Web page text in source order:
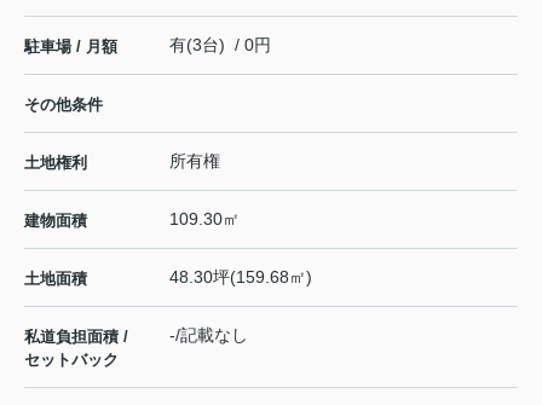
駐車場 / 月額 有(3台) / 0円
その他条件
土地権利 所有権
建物面積 109.30㎡
土地面積 48.30坪(159.68㎡)
私道負担面積 /
セットバック
-/記載なし